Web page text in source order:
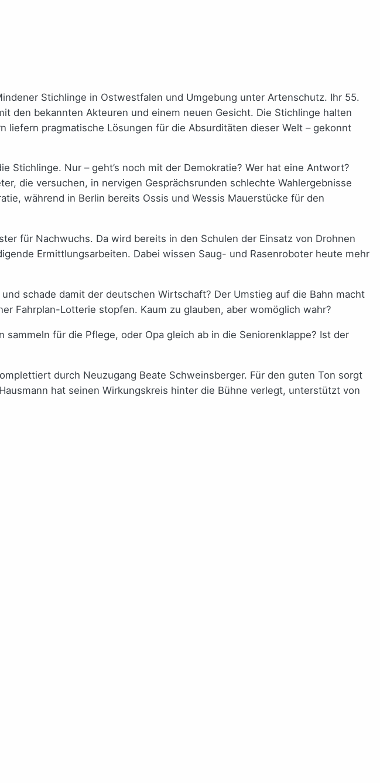
Stichlinge in Ostwestfalen und Umgebung unter Artenschutz. Ihr 55.
den bekannten Akteuren und einem neuen Gesicht. Die Stichlinge halten
pragmatische Lösungen für die Absurditäten dieser Welt – gekonnt
Stichlinge. Nur – geht’s noch mit der Demokratie? Wer hat eine Antwort?
die versuchen, in nervigen Gesprächsrunden schlechte Wahlergebnisse
während in Berlin bereits Ossis und Wessis Mauerstücke für den
für Nachwuchs. Da wird bereits in den Schulen der Einsatz von Drohnen
Ermittlungsarbeiten. Dabei wissen Saug- und Rasenroboter heute mehr
schade damit der deutschen Wirtschaft? Der Umstieg auf die Bahn macht
Fahrplan-Lotterie stopfen. Kaum zu glauben, aber womöglich wahr?
für die Pflege, oder Opa gleich ab in die Seniorenklappe? Ist der
durch Neuzugang Beate Schweinsberger. Für den guten Ton sorgt
hat seinen Wirkungskreis hinter die Bühne verlegt, unterstützt von